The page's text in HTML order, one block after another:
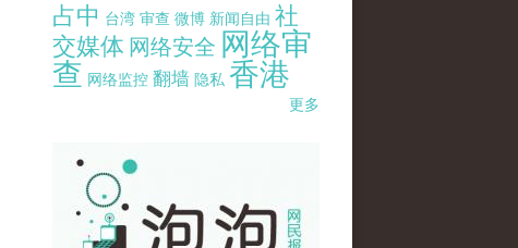
占中 台湾 审查 微博 新闻自由 社
交媒体 网络安全 网络审
查 网络监控 翻墙 隐私 香港
更多
pao-pao-banner-mirror-site-120814.jpg